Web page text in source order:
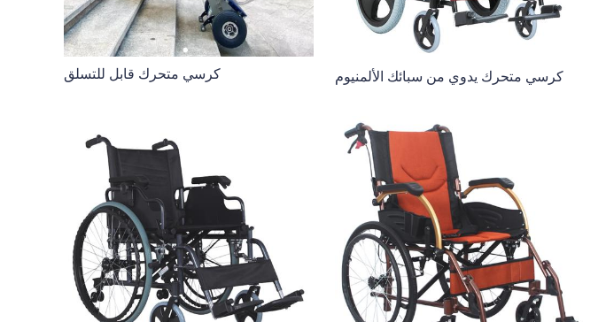
كرسي متحرك قابل للتسلق كرسي متحرك يدوي من سبائك الألمنيوم